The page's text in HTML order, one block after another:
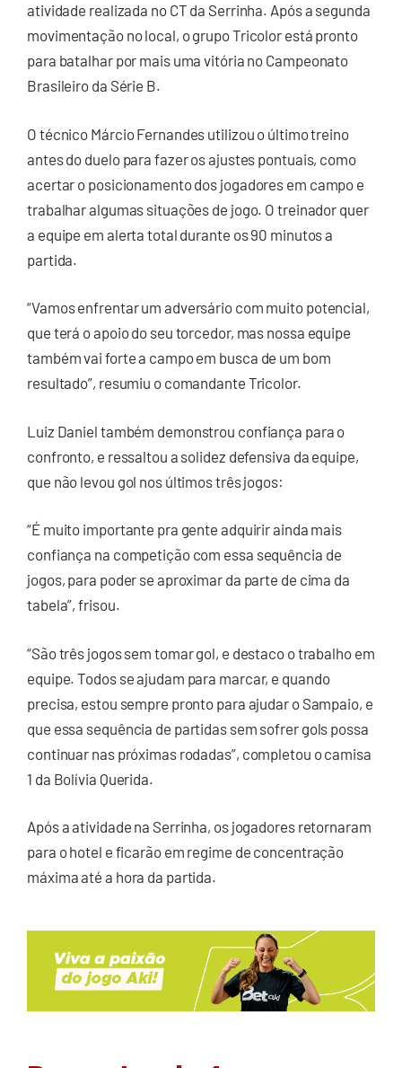
atividade realizada no CT da Serrinha. Após a segunda
movimentação no local, o grupo Tricolor está pronto
para batalhar por mais uma vitória no Campeonato
Brasileiro da Série B.
O técnico Márcio Fernandes utilizou o último treino
antes do duelo para fazer os ajustes pontuais, como
acertar o posicionamento dos jogadores em campo e
trabalhar algumas situações de jogo. O treinador quer
a equipe em alerta total durante os 90 minutos a
partida.
“Vamos enfrentar um adversário com muito potencial,
que terá o apoio do seu torcedor, mas nossa equipe
também vai forte a campo em busca de um bom
resultado”, resumiu o comandante Tricolor.
Luiz Daniel também demonstrou confiança para o
confronto, e ressaltou a solidez defensiva da equipe,
que não levou gol nos últimos três jogos:
“É muito importante pra gente adquirir ainda mais
confiança na competição com essa sequência de
jogos, para poder se aproximar da parte de cima da
tabela”, frisou.
“São três jogos sem tomar gol, e destaco o trabalho em
equipe. Todos se ajudam para marcar, e quando
precisa, estou sempre pronto para ajudar o Sampaio, e
que essa sequência de partidas sem sofrer gols possa
continuar nas próximas rodadas”, completou o camisa
1 da Bolívia Querida.
Após a atividade na Serrinha, os jogadores retornaram
para o hotel e ficarão em regime de concentração
máxima até a hora da partida.